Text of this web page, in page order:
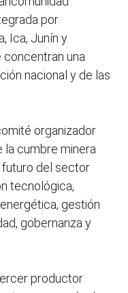
por
Ica, Junín y
una
nacional y de las
organizador
la cumbre minera
futuro del sector
tecnológica,
gestión
gobernanza y
productor